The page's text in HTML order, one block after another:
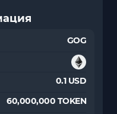
GOG
0.1 USD
60,000,000 TOKEN